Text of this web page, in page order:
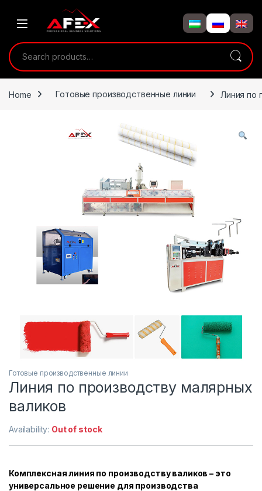
Search for:
Home Готовые производственные линии Линия по
Готовые производственные линии
Линия по производству малярных
валиков
Availability: Out of stock
Комплексная линия по производству валиков – это
универсальное решение для производства